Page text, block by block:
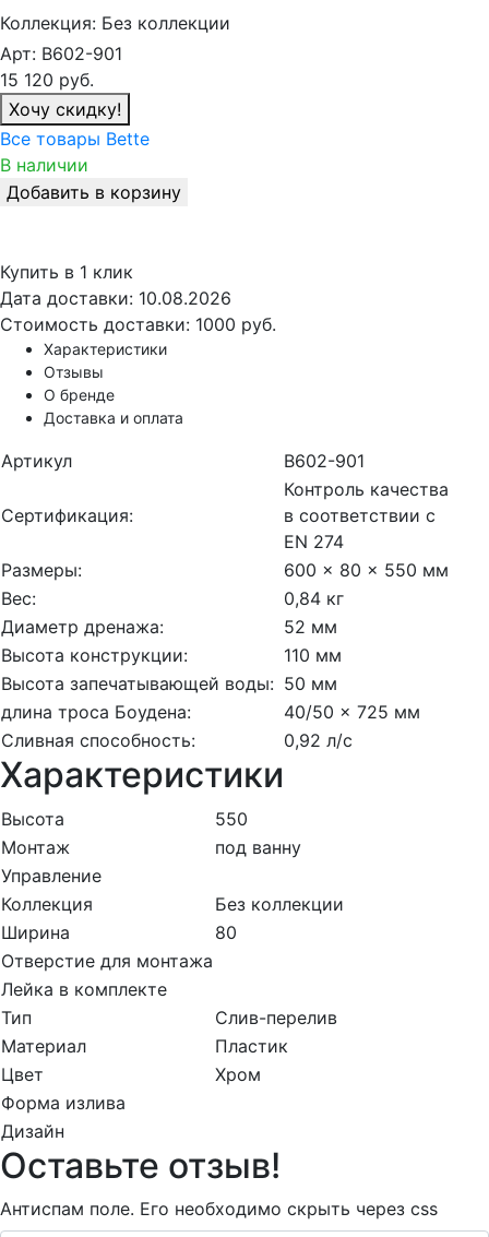
Коллекция: Без коллекции
Арт: B602-901
15 120 руб.
Хочу скидку!
Все товары Bette
В наличии
Добавить в корзину
Купить в 1 клик
Дата доставки: 10.08.2026
Стоимость доставки: 1000 руб.
Характеристики
Отзывы
О бренде
Доставка и оплата
Артикул B602-901
Сертификация:
Контроль качества
в соответствии с
EN 274
Размеры:
600 x 80 x 550 мм
Вес:
0,84 кг
Диаметр дренажа:
52 мм
Высота конструкции:
110 мм
Высота запечатывающей воды: 50 мм
длина троса Боудена:
40/50 x 725 мм
Сливная способность:
0,92 л/с
Характеристики
Высота
550
Монтаж
под ванну
Управление
Коллекция
Без коллекции
Ширина
80
Отверстие для монтажа
Лейка в комплекте
Тип
Слив-перелив
Материал
Пластик
Цвет
Хром
Форма излива
Дизайн
Оставьте отзыв!
Антиспам поле. Его необходимо скрыть через css